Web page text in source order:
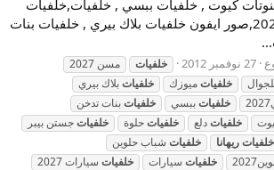
كيوت , خلفيات ببسي , خلفيات,خلفيات
جوال ,مسن 2027,صور ايفون خلفيات بلاك بيري , خلفيات بنات
27 نوفمبر 2012 خلفيات
مسن 2027
خلفياتميوزك خلفياتبلاك بيري
خلفياتببسي خلفياتبنات تدخن
خلفياتدلع خلفياتحلوة خلفياتجستن بيبر
خلفياتريهانا خلفيات شباب حلوين
خلفيات سيارات خلفيات سيارات 2027